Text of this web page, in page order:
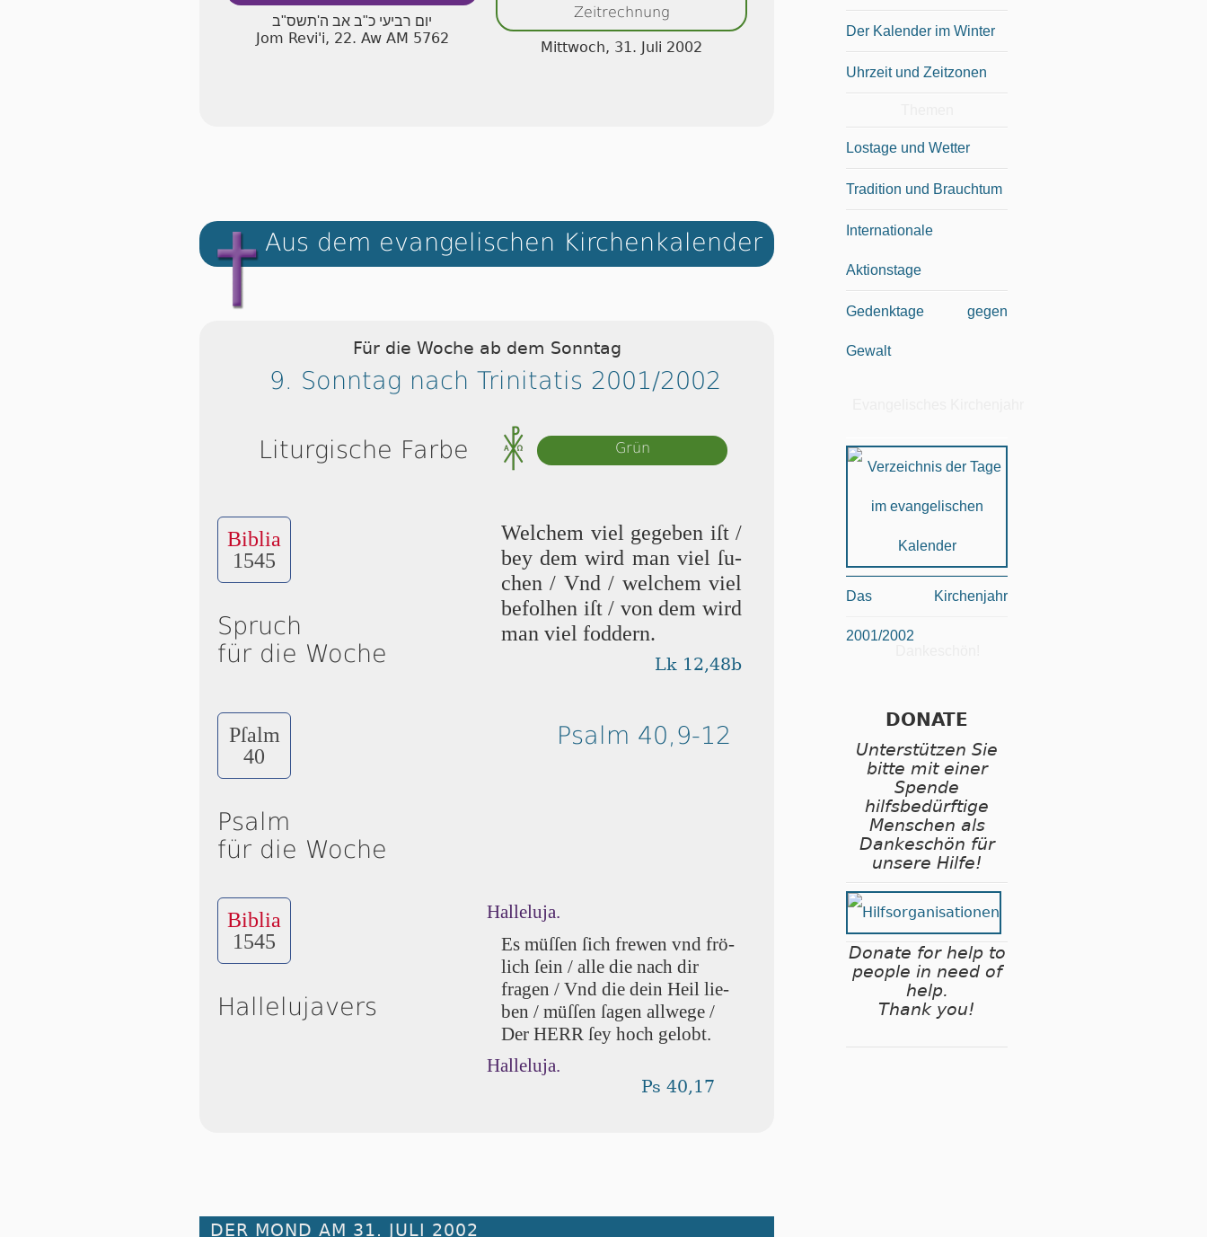
יום רביעי כ"ב אב ה'תשס"ב
Jom Revi'i, 22. Aw AM 5762
Zeitrechnung
Mittwoch, 31. Juli 2002
Aus dem evangelischen Kirchenkalender
Für die Woche ab dem Sonntag
9. Sonntag nach Trinitatis 2001/2002
Liturgische Farbe Grün
Biblia
1545
Spruch
für die Woche
Welchem viel gegeben iſt /
bey dem wird man viel ſu­
chen / Vnd / wel­chem viel
be­fol­hen iſt / von dem wird
man viel foddern.
Lk 12,48b
Pſalm
40
Psalm
für die Woche
Psalm 40,9-12
Biblia
1545
Hallelujavers
Halleluja.
Es müſſen ſich frewen vnd frö­
lich ſein / alle die nach dir
fragen / Vnd die dein Heil lie­
ben / müſſen ſa­gen allwege /
Der HERR ſey hoch gelobt.
Halleluja.
Ps 40,17
DER MOND AM 31. JULI 2002
Der Kalender im Winter
Uhrzeit und Zeitzonen
Lostage und Wetter
Tradition und Brauchtum
Internationale
Aktionstage
Gedenktage gegen
Gewalt
Das Kirchenjahr
2001/2002
DONATE
Unterstützen Sie
bitte mit einer
Spende
hilfsbedürftige
Menschen als
Dankeschön für
unsere Hilfe!
Donate for help to
people in need of
help.
Thank you!